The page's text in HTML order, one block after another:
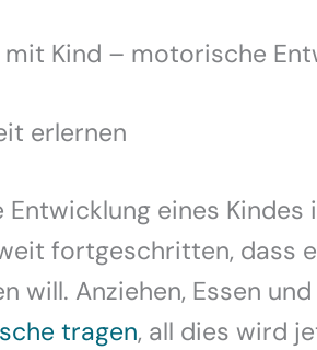
Kind – motorische
erlernen
eines
fortgeschritten, dass
will. Anziehen, Essen und
tragen, all dies wird